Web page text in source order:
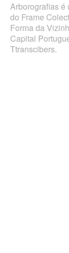
Arborografias
do Frame
Forma da
Capital
Ttranscibers.